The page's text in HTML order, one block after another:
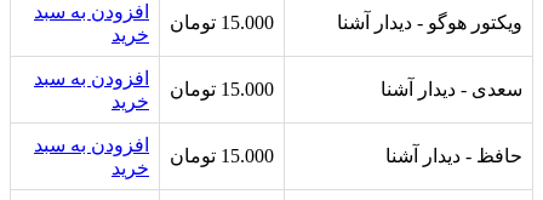
ویکتور هوگو - دیدار آشنا 15.000 تومان
افزودن به سبد
خرید
سعدی - دیدار آشنا 15.000 تومان
افزودن به سبد
خرید
حافظ - دیدار آشنا 15.000 تومان
افزودن به سبد
خرید